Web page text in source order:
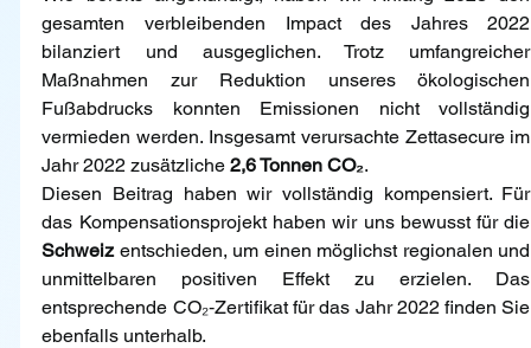
gesamten verbleibenden Impact des Jahres 2022
bilanziert und ausgeglichen. Trotz umfangreicher
Maßnahmen zur Reduktion unseres ökologischen
Fußabdrucks konnten Emissionen nicht vollständig
vermieden werden. Insgesamt verursachte Zettasecure im
Jahr 2022 zusätzliche 2,6 Tonnen CO₂.
Diesen Beitrag haben wir vollständig kompensiert. Für
Schweiz entschieden, um einen möglichst regionalen und
unmittelbaren positiven Effekt zu erzielen. Das
entsprechende CO₂‑Zertifikat für das Jahr 2022 finden Sie
ebenfalls unterhalb.